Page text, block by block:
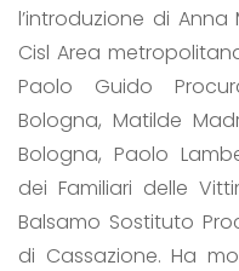
l’introduzione di
Cisl Area
Paolo Guido
Bologna, Matilde
Bologna, Paolo
dei Familiari delle
Balsamo Sostituto
di Cassazione. Ha